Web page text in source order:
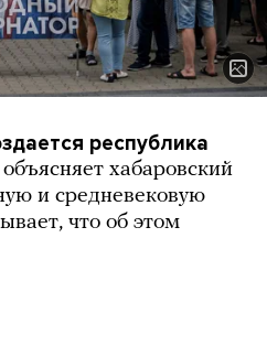
республика
хабаровский
и средневековую
что об этом